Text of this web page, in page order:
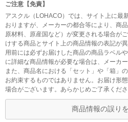
ご注意【免責】
アスクル（LOHACO）では、サイト上に最
おりますが、メーカーの都合等により、商
原材料、原産国など）が変更される場合が
けする商品とサイト上の商品情報の表記が
用前には必ずお届けした商品の商品ラベル
に詳細な商品情報が必要な場合は、メーカ
また、商品名における「セット」や「箱」
お約束するものではありません。お届け形
場合がございます。あらかじめご了承くださ
商品情報の誤り